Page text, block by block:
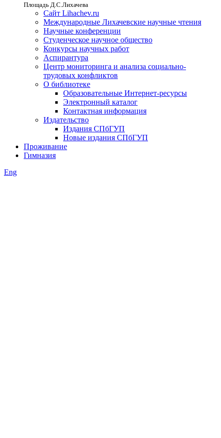
Площадь Д.С.Лихачева
Сайт Lihachev.ru
Международные Лихачевские научные чтения
Научные конференции
Студенческое научное общество
Конкурсы научных работ
Аспирантура
Центр мониторинга и анализа социально-
трудовых конфликтов
О библиотеке
Образовательные Интернет-ресурсы
Электронный каталог
Контактная информация
Издательство
Издания СПбГУП
Новые издания СПбГУП
Проживание
Гимназия
Eng